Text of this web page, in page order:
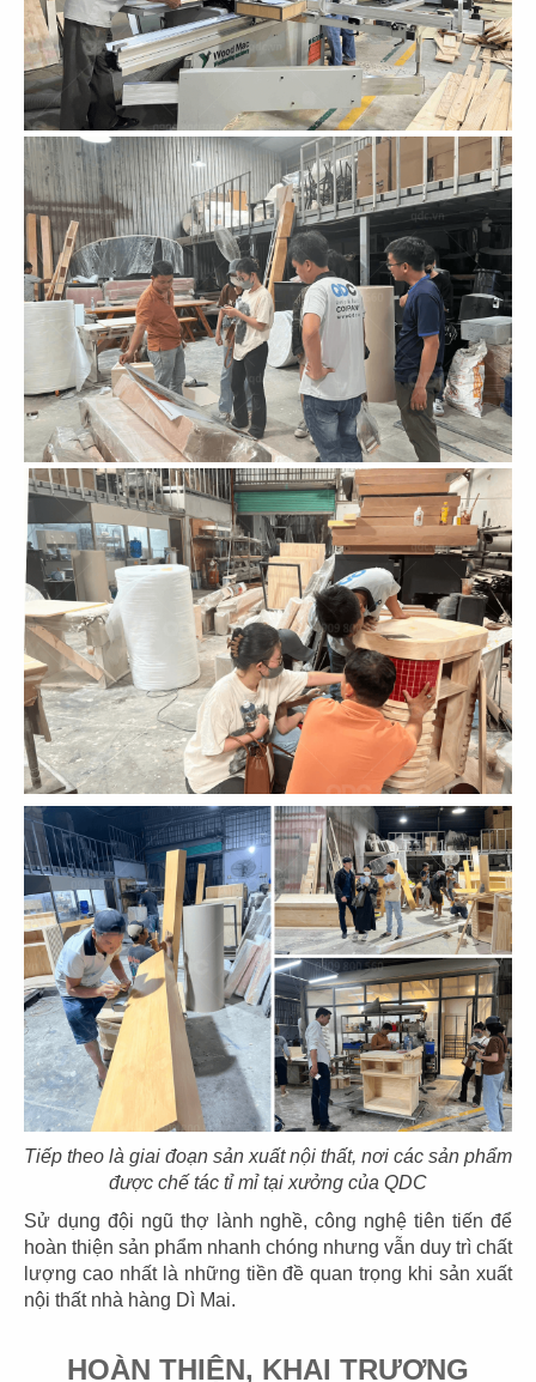
Tiếp theo là giai đoạn sản xuất nội thất, nơi các sản phẩm
được chế tác tỉ mỉ tại xưởng của QDC
Sử dụng đội ngũ thợ lành nghề, công nghệ tiên tiến để
hoàn thiện sản phẩm nhanh chóng nhưng vẫn duy trì chất
lượng cao nhất là những tiền đề quan trọng khi sản xuất
nội thất nhà hàng Dì Mai.
HOÀN THIỆN, KHAI TRƯƠNG
55
BẮC KIM THANG
CN Crescent Mall
56
BẮC KIM THANG
CN Estella Palace
57
SOM TUM THAI
CN Vincom 3/2
58
SOM TUM THAI
CN Vincom Quang Trung
59
SOM TUM THAI
CN Estella Palace
60
DÌ MAI
CN VIncom Đồng Khởi
61
ASANOHA
CN Vincom Đồng Khởi, Quận 1
62
THE STREET
CN Nguyễn Thái Học
63
THE STREET
CN Sương Nguyệt Ánh
64
THE STREET
CN Phan Đăng Lưu
THE STREET THE STREET